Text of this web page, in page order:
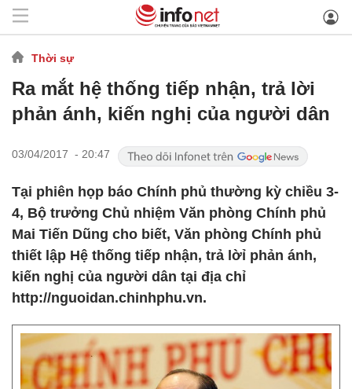
Thời sự
Ra mắt hệ thống tiếp nhận, trả lời
phản ánh, kiến nghị của người dân
03/04/2017 - 20:47
Tại phiên họp báo Chính phủ thường kỳ chiều 3-
4, Bộ trưởng Chủ nhiệm Văn phòng Chính phủ
Mai Tiến Dũng cho biết, Văn phòng Chính phủ
thiết lập Hệ thống tiếp nhận, trả lờỉ phản ánh,
kiến nghị của người dân tại địa chỉ
http://nguoidan.chinhphu.vn.